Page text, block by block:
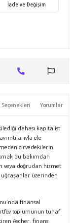
İade ve Değişim
Seçenekleri Yorumlar
dahası kapitalist
ele
zirvedekilerin
bu bakımdan
veya doğrudan hizmet
uğraşanlar üzerinden
finansal
toplumunun tuhaf
Ascher, finans